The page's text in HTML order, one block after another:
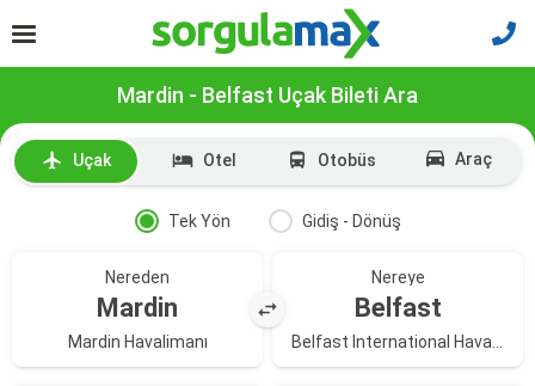
Mardin - Belfast Uçak Bileti Ara
Uçak Otel Otobüs Araç
Tek Yön Gidiş - Dönüş
Nereden
Mardin
Mardin Havalimanı
Nereye
Belfast